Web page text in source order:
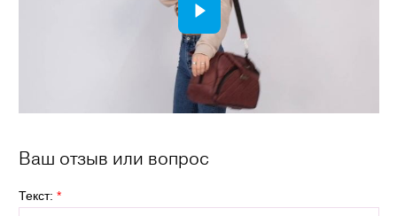
Ваш отзыв или вопрос
Текст: *